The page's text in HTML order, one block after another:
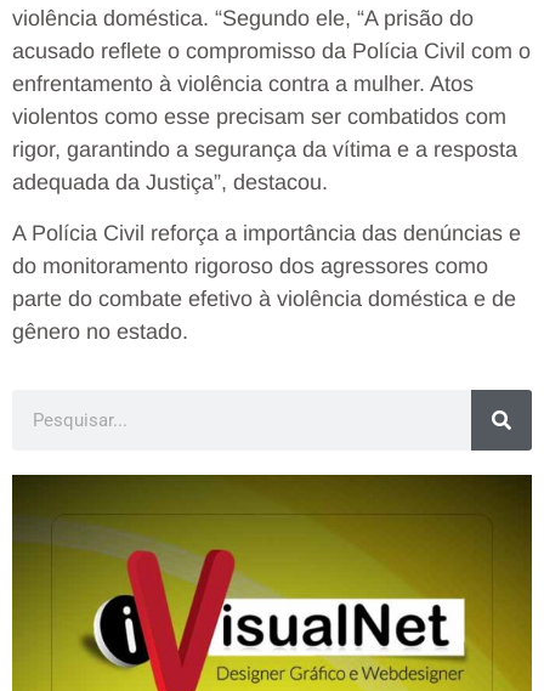
violência doméstica. “Segundo ele, “A prisão do
acusado reflete o compromisso da Polícia Civil com o
enfrentamento à violência contra a mulher. Atos
violentos como esse precisam ser combatidos com
rigor, garantindo a segurança da vítima e a resposta
adequada da Justiça”, destacou.
A Polícia Civil reforça a importância das denúncias e
do monitoramento rigoroso dos agressores como
parte do combate efetivo à violência doméstica e de
gênero no estado.